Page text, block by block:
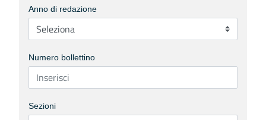
Anno di redazione
Numero bollettino
Sezioni